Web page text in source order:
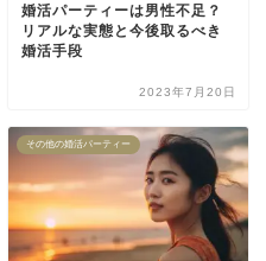
婚活パーティーは男性不足？
リアルな実態と今後取るべき
婚活手段
2023年7月20日
その他の婚活パーティー